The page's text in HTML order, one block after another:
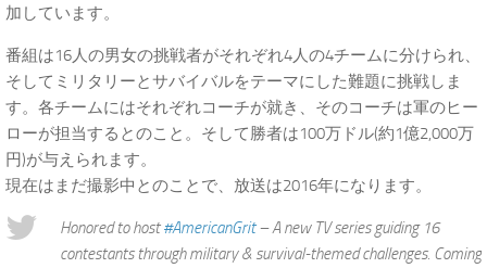
加しています。
番組は16人の男女の挑戦者がそれぞれ4人の4チームに分けられ、
そしてミリタリーとサバイバルをテーマにした難題に挑戦しま
す。各チームにはそれぞれコーチが就き、そのコーチは軍のヒー
ローが担当するとのこと。そして勝者は100万ドル(約1億2,000万
円)が与えられます。
現在はまだ撮影中とのことで、放送は2016年になります。
Honored to host#AmericanGrit– A new TV series guiding 16
contestants through military & survival-themed challenges. Coming